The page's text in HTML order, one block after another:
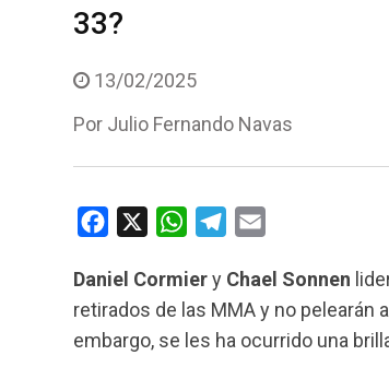
33?
13/02/2025
Por Julio Fernando Navas
c
e
b
W
a
t
s
l
e
g
a
i
l
Daniel Cormiery Chael Sonnen
retirados de las MMA y no pelearán
embargo, se les ha ocurrido una